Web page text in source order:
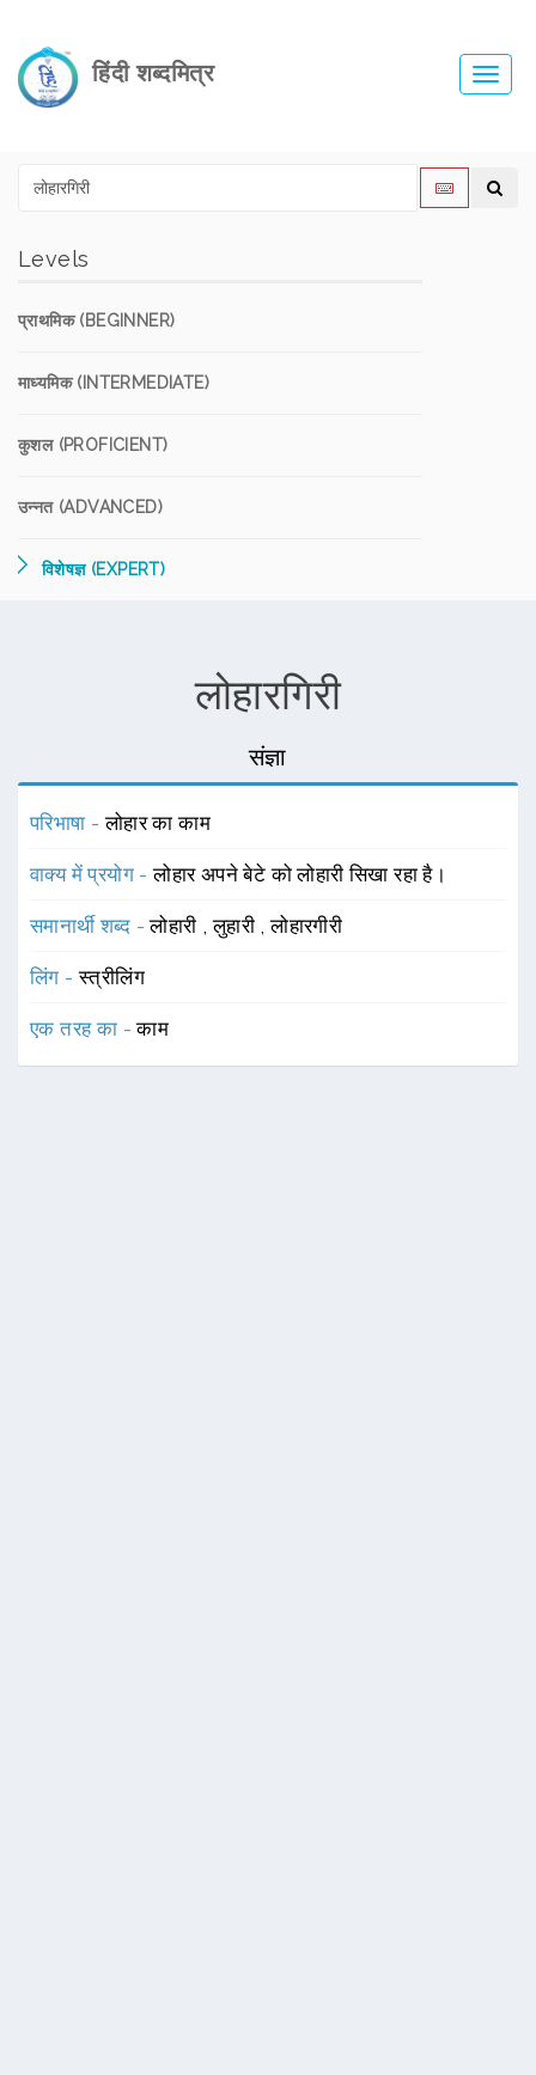
हिंदी शब्दमित्र
Levels
प्राथमिक (BEGINNER)
माध्यमिक (INTERMEDIATE)
कुशल (PROFICIENT)
उन्नत (ADVANCED)
विशेषज्ञ (EXPERT)
लोहारगिरी
संज्ञा
परिभाषा -लोहार का काम
वाक्य में प्रयोग -लोहार अपने बेटे को लोहारी सिखा रहा है।
समानार्थी शब्द -लोहारी ,लुहारी ,लोहारगीरी
लिंग -स्त्रीलिंग
एक तरह का -काम